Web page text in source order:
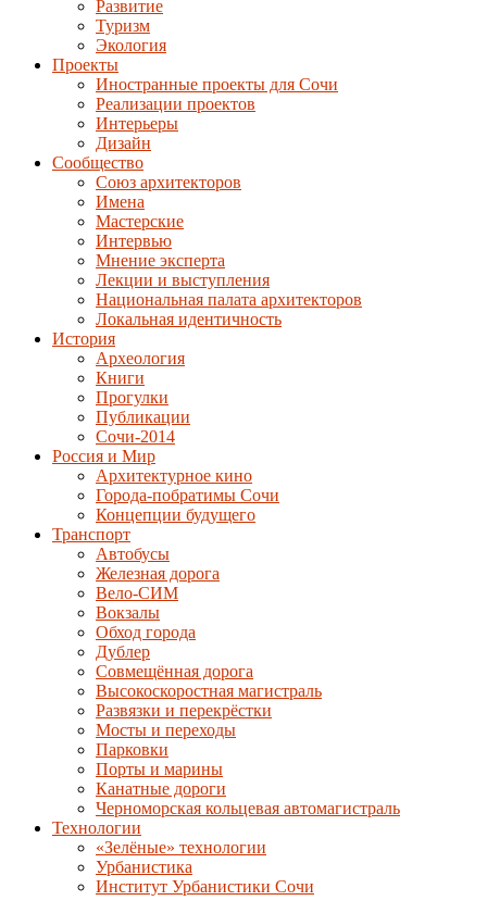
Развитие
Туризм
Экология
Проекты
Иностранные проекты для Сочи
Реализации проектов
Интерьеры
Дизайн
Сообщество
Союз архитекторов
Имена
Мастерские
Интервью
Мнение эксперта
Лекции и выступления
Национальная палата архитекторов
Локальная идентичность
История
Археология
Книги
Прогулки
Публикации
Сочи-2014
Россия и Мир
Архитектурное кино
Города-побратимы Сочи
Концепции будущего
Транспорт
Автобусы
Железная дорога
Вело-СИМ
Вокзалы
Обход города
Дублер
Совмещённая дорога
Высокоскоростная магистраль
Развязки и перекрёстки
Мосты и переходы
Парковки
Порты и марины
Канатные дороги
Черноморская кольцевая автомагистраль
Технологии
«Зелёные» технологии
Урбанистика
Институт Урбанистики Сочи